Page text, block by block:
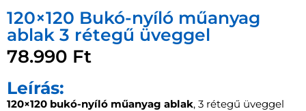
120×120 Bukó-nyíló műanyag
ablak 3 rétegű üveggel
78.990 Ft
Leírás:
120×120 bukó-nyíló műanyag ablak, 3 rétegű üveggel